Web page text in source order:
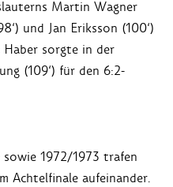
Martin Wagner
und Jan Eriksson (100‘)
sorgte in der
(109‘) für den 6:2-
1972/1973 trafen
Achtelfinale aufeinander.